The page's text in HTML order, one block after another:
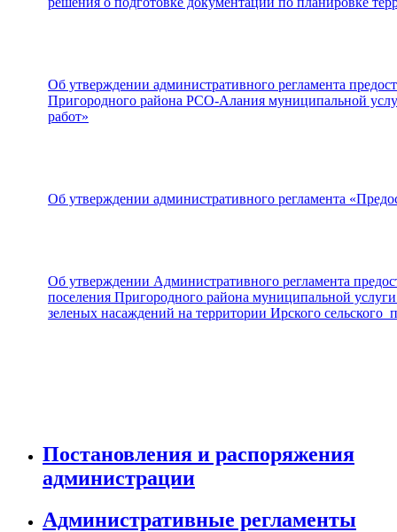
Об утверждении административного регламента
Пригородного района РСО-Алания муниципальной
работ»
Об утверждении административного регламента
Об утверждении Административного регламента
поселения Пригородного района муниципальной
зеленых насаждений на территории Ирского сельского
Постановления и распоряжения
администрации
Административные регламенты